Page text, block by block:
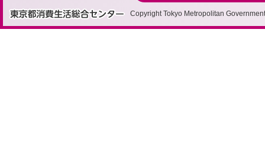
Copyright Tokyo Metropolitan